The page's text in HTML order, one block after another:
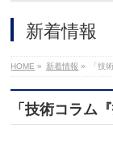
新着情報
HOME » 新着情報 » 「技
「技術コラム